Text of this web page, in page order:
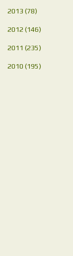
2013 (78)
2012 (146)
2011 (235)
2010 (195)